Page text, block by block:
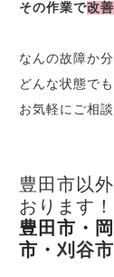
その作業で改
なんの故障か
どんな状態で
お気軽にご相
豊田市以
おります！
豊田市・
市・ 刈谷